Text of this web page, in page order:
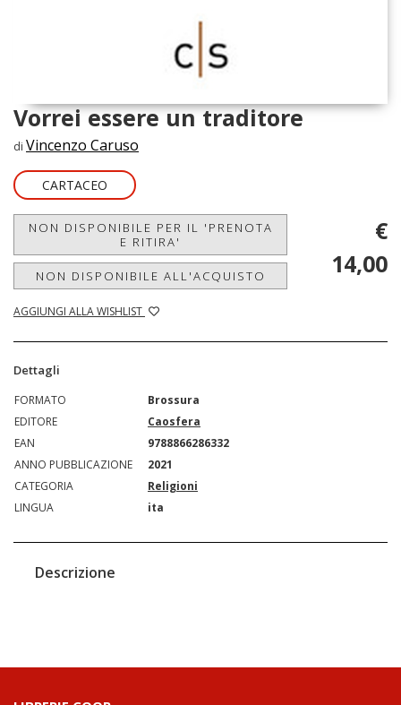
Vorrei essere un traditore
di Vincenzo Caruso
CARTACEO
NON DISPONIBILE PER IL 'PRENOTA
E RITIRA'
NON DISPONIBILE ALL'ACQUISTO
AGGIUNGI ALLA WISHLIST
€
14,00
Dettagli
FORMATO
Brossura
EDITORE
Caosfera
EAN
9788866286332
ANNO PUBBLICAZIONE
2021
CATEGORIA
Religioni
LINGUA
ita
Descrizione